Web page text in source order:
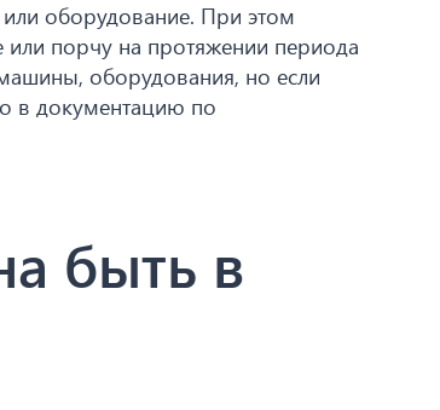
оборудование. При этом
или порчу на протяжении периода
оборудования, но если
в документацию по
быть в